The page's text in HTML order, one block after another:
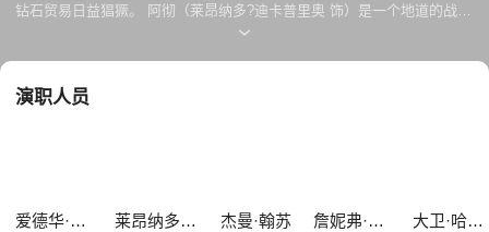
钻石贸易日益猖獗。 阿彻（莱昂纳多?迪卡普里奥 饰）是一个地道的战争
贩子，靠倒卖战区钻石为生，他在监狱中无意得知渔夫所罗门手里有极品
离，被叛军强制开采钻石，他发现一颗极品粉钻，藏了起来；战乱来临，
起。
演职人员
爱德华·兹威克 莱昂纳多·迪卡普里奥 杰曼·翰苏 詹妮弗·康纳利 大卫·哈雷伍德